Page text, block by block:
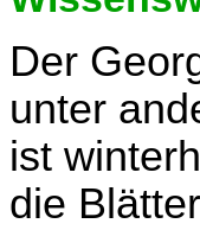
Der
unter
ist
die